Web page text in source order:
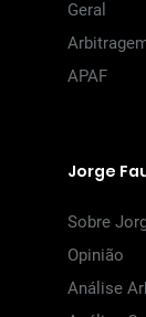
Geral
APAF
Jorge
Sobre
Opinião
Análise